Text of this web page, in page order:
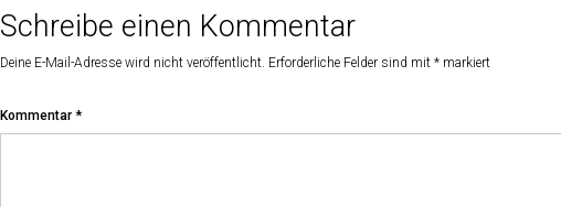
Schreibe einen Kommentar
Deine E-Mail-Adresse wird nicht veröffentlicht. Erforderliche Felder sind mit * markiert
Kommentar *